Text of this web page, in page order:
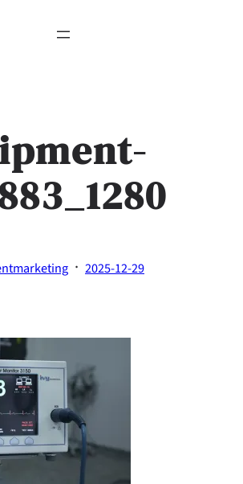
· 2025-12-29